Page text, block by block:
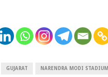
GUJARAT NARENDRA MODI STADIUM